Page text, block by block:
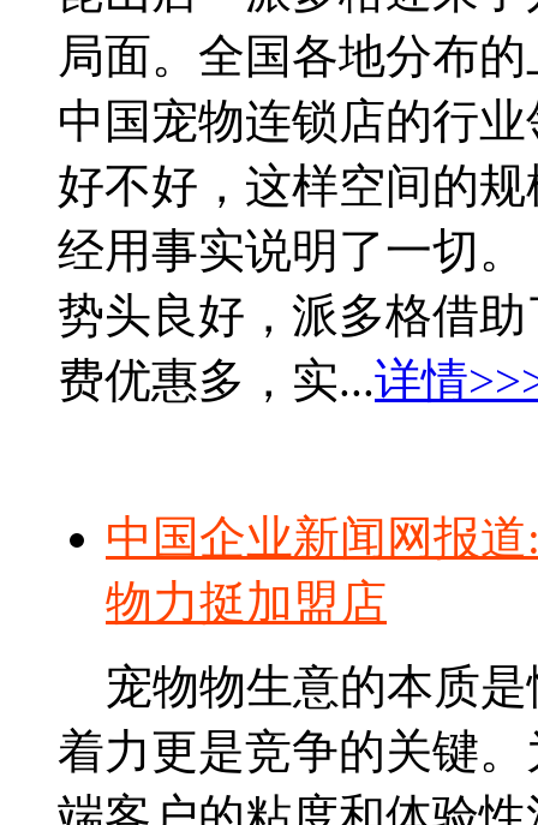
局面。全国各地分布
中国宠物连锁店的行
好不好，这样空间的
经用事实说明了一
势头良好，派多格借
费优惠多，实...详情
中国企业新闻网报
物力挺加盟店
宠物物生意的本质是
着力更是竞争的关键